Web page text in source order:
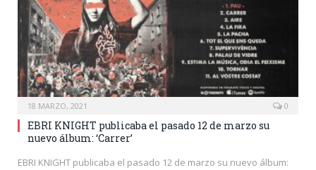
18 MARZO, 2021 0
EBRI KNIGHT publicaba el pasado 12 de marzo su
nuevo álbum: ‘Carrer’
EBRI KNIGHT publicaba el pasado 12 de marzo su nuevo álbum: